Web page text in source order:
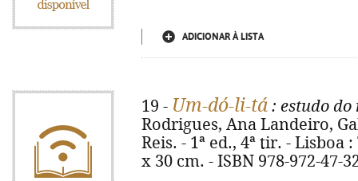
ADICIONAR À LISTA
19 - Um-dó-li-tá : estudo do
Rodrigues, Ana Landeiro,
Reis. - 1ª ed., 4ª tir. - Lisboa
x 30 cm. - ISBN 978-972-47-